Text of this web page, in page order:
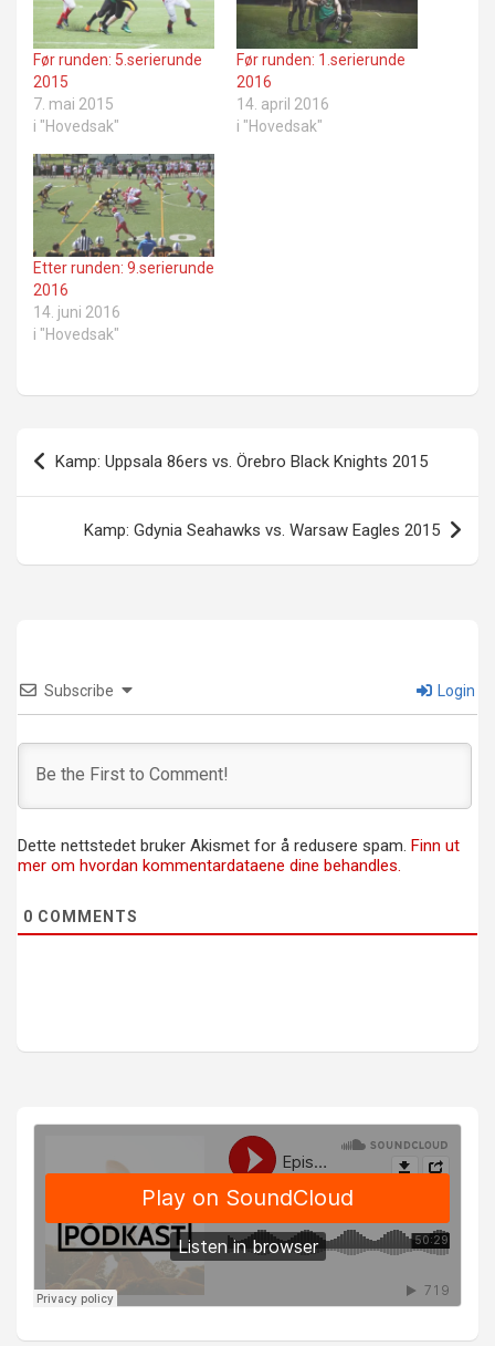
Før runden: 5.serierunde
2015
7. mai 2015
i "Hovedsak"
Før runden: 1.serierunde
2016
14. april 2016
i "Hovedsak"
Etter runden: 9.serierunde
2016
14. juni 2016
i "Hovedsak"
Innleggsnavigasjon
Kamp: Uppsala 86ers vs. Örebro Black Knights 2015
Kamp: Gdynia Seahawks vs. Warsaw Eagles 2015
Subscribe Login
Dette nettstedet bruker Akismet for å redusere spam. Finn ut
mer om hvordan kommentardataene dine behandles.
0 COMMENTS